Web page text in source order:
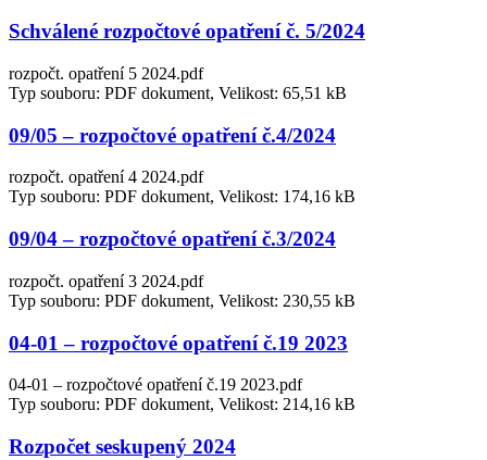
Schválené rozpočtové opatření č. 5/2024
rozpočt. opatření 5 2024.pdf
Typ souboru: PDF dokument, Velikost: 65,51 kB
09/05 – rozpočtové opatření č.4/2024
rozpočt. opatření 4 2024.pdf
Typ souboru: PDF dokument, Velikost: 174,16 kB
09/04 – rozpočtové opatření č.3/2024
rozpočt. opatření 3 2024.pdf
Typ souboru: PDF dokument, Velikost: 230,55 kB
04-01 – rozpočtové opatření č.19 2023
04-01 – rozpočtové opatření č.19 2023.pdf
Typ souboru: PDF dokument, Velikost: 214,16 kB
Rozpočet seskupený 2024